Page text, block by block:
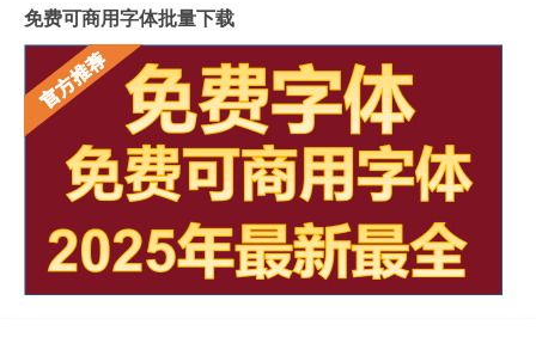
免费可商用字体批量下载